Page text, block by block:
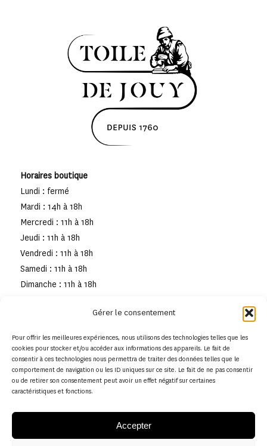
Gérer le consentement
Pour offrir les meilleures expériences, nous utilisons des technologies telles que les
cookies pour stocker et/ou accéder aux informations des appareils. Le fait de
consentir à ces technologies nous permettra de traiter des données telles que le
comportement de navigation ou les ID uniques sur ce site. Le fait de ne pas consentir
ou de retirer son consentement peut avoir un effet négatif sur certaines
caractéristiques et fonctions.
Accepter
Horaires boutique
Lundi : fermé
Mardi : 14h à 18h
Mercredi : 11h à 18h
Jeudi : 11h à 18h
Vendredi : 11h à 18h
Samedi : 11h à 18h
Dimanche : 11h à 18h